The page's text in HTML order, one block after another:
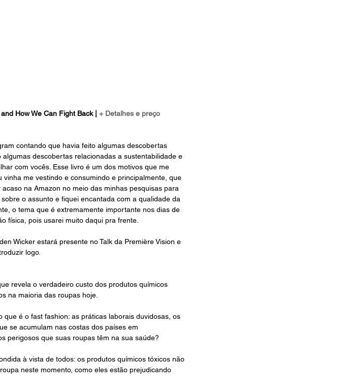
How We Can Fight Back | + Detalhes e preço
contando que havia feito algumas descobertas
descobertas relacionadas a sustentabilidade e
com vocês. Esse livro é um dos motivos que me
me vestindo e consumindo e principalmente, que
na Amazon no meio das minhas pesquisas para
o assunto e fiquei encantada com a qualidade da
o tema que é extremamente importante nos dias de
física, pois usarei muito daqui pra frente.
Wicker estará presente no Talk da Première Vision e
logo.
revela o verdadeiro custo dos produtos químicos
na maioria das roupas hoje.
é o fast fashion: as práticas laborais duvidosas, os
se acumulam nas costas dos países em
perigosos que suas roupas têm na sua saúde?
à vista de todos: os produtos químicos tóxicos não
neste momento, como eles estão prejudicando